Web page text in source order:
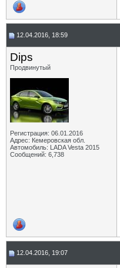
12.04.2016, 18:59
Dips
Продвинутый
Регистрация: 06.01.2016
Адрес: Кемеровская обл.
Автомобиль: LADA Vesta 2015
Сообщений: 6,738
12.04.2016, 19:07